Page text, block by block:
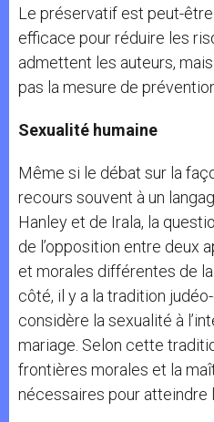
Le préservatif est peut-être
efficace pour réduire les
admettent les auteurs,
pas la mesure de
Sexualité humaine
Même si le débat sur la
recours souvent à un
Hanley et de Irala, la
de l’opposition entre deux
et morales différentes de la
côté, il y a la tradition
considère la sexualité à
mariage. Selon cette
frontières morales et la
nécessaires pour atteindre